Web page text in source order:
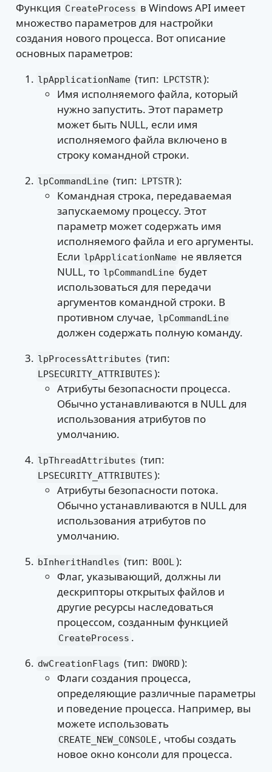
Функция CreateProcess в Windows API имеет
множество параметров для настройки
создания нового процесса. Вот описание
основных параметров:
lpApplicationName (тип: LPCTSTR):
Имя исполняемого файла, который
нужно запустить. Этот параметр
может быть NULL, если имя
исполняемого файла включено в
строку командной строки.
lpCommandLine (тип: LPTSTR):
Командная строка, передаваемая
запускаемому процессу. Этот
параметр может содержать имя
исполняемого файла и его аргументы.
Если lpApplicationName не является
NULL, то lpCommandLine будет
использоваться для передачи
аргументов командной строки. В
противном случае, lpCommandLine
должен содержать полную команду.
lpProcessAttributes (тип:
LPSECURITY_ATTRIBUTES ):
Атрибуты безопасности процесса.
Обычно устанавливаются в NULL для
использования атрибутов по
умолчанию.
lpThreadAttributes (тип:
LPSECURITY_ATTRIBUTES ):
Атрибуты безопасности потока.
Обычно устанавливаются в NULL для
использования атрибутов по
умолчанию.
bInheritHandles (тип: BOOL):
Флаг, указывающий, должны ли
дескрипторы открытых файлов и
другие ресурсы наследоваться
процессом, созданным функцией
CreateProcess .
dwCreationFlags (тип: DWORD ):
Флаги создания процесса,
определяющие различные параметры
и поведение процесса. Например, вы
можете использовать
CREATE_NEW_CONSOLE , чтобы создать
новое окно консоли для процесса.